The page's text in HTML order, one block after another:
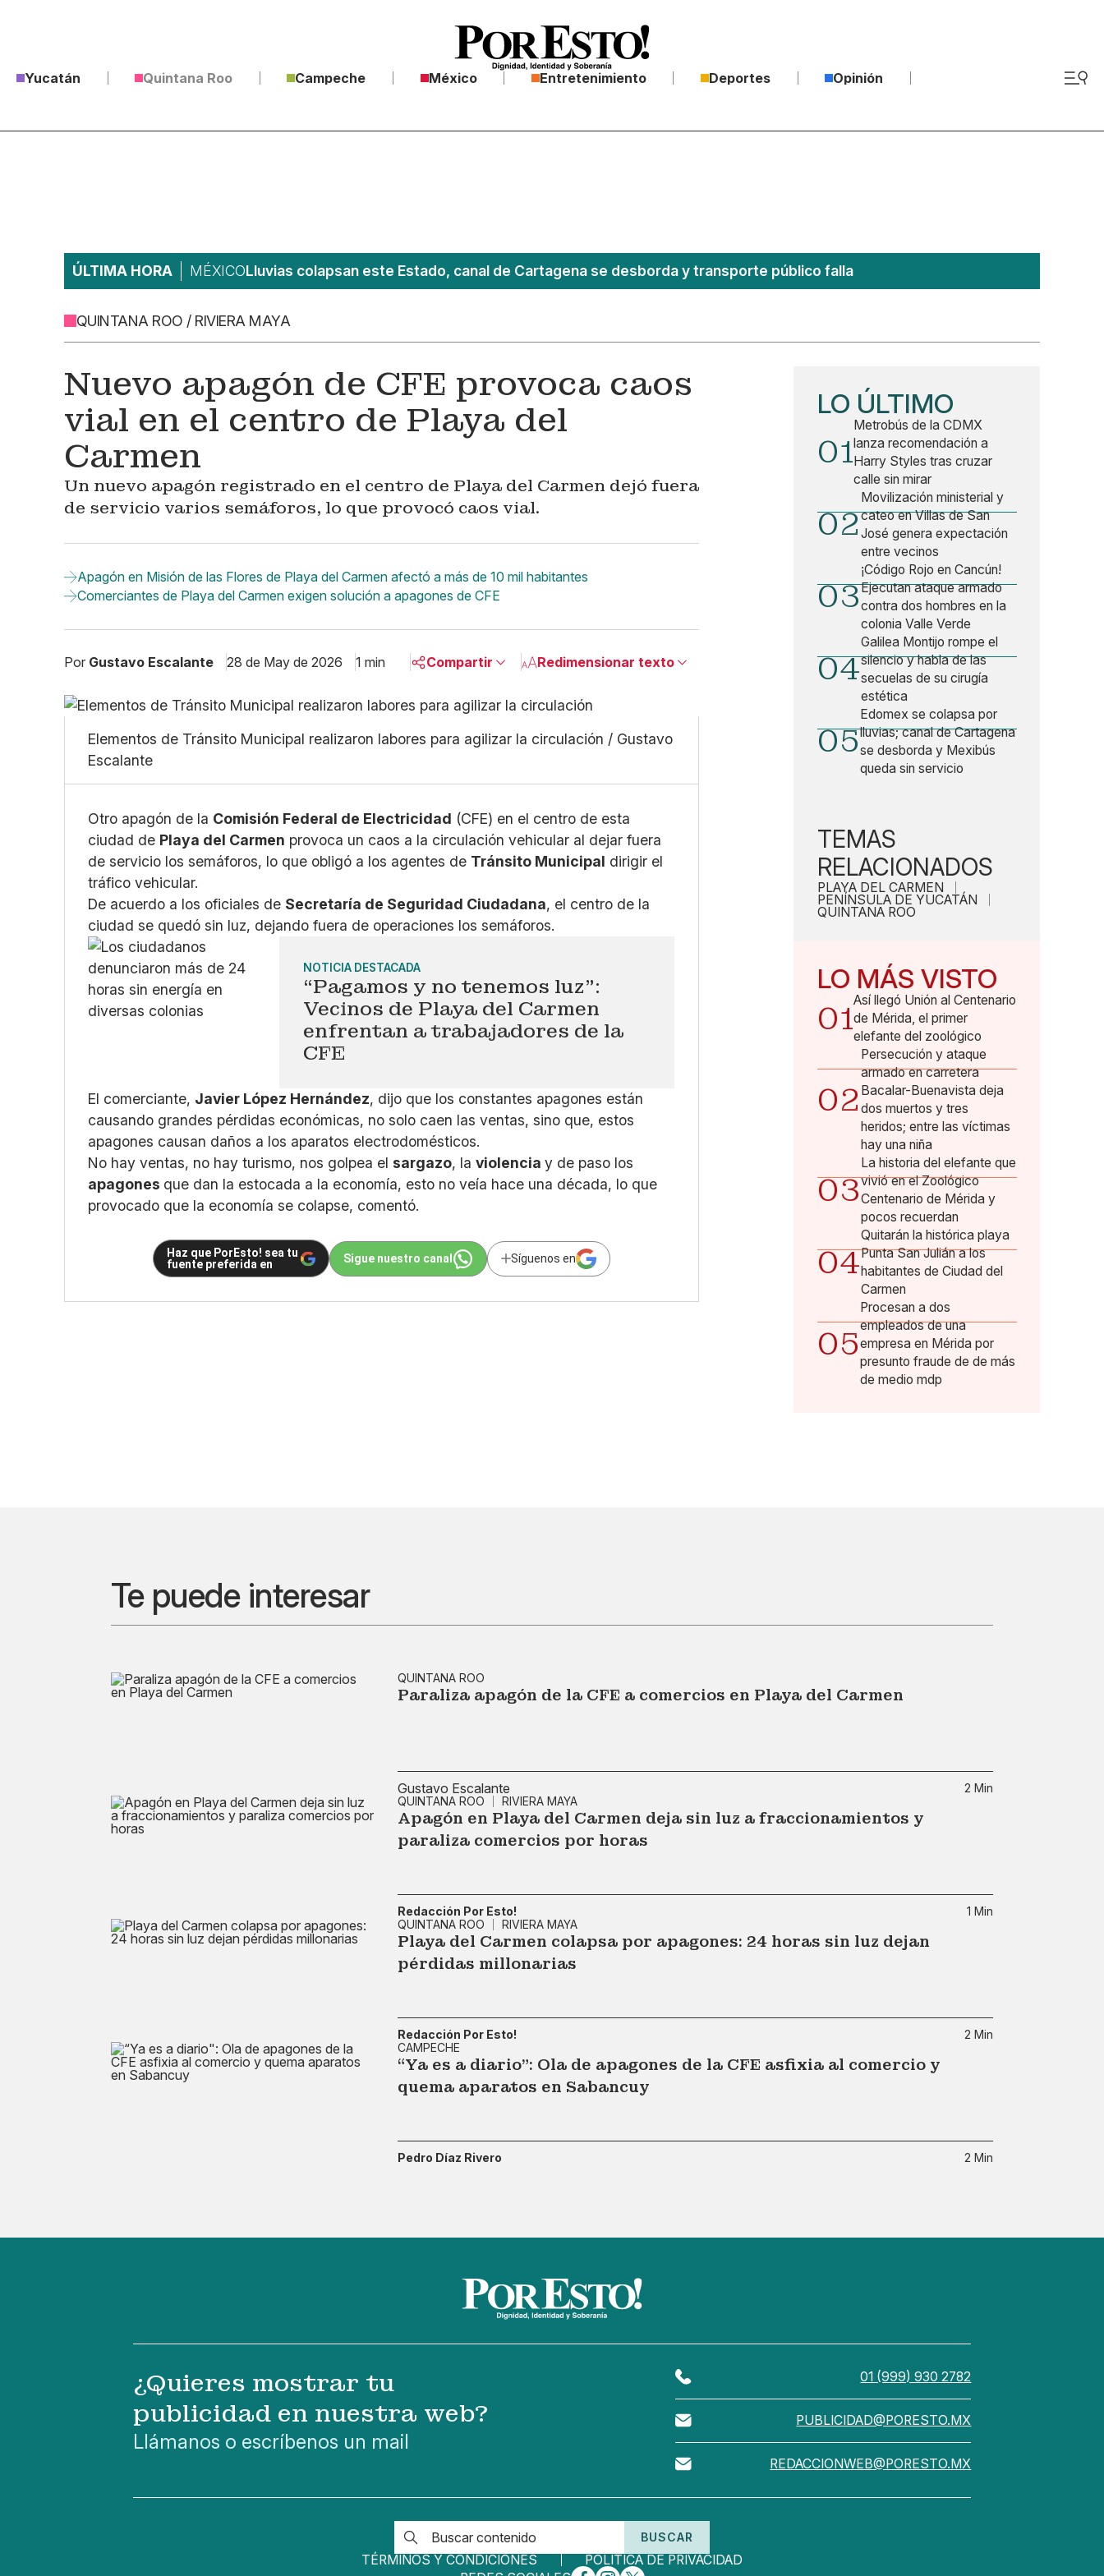
Yucatán Quintana Roo Campeche México Entretenimiento Deportes Opinión
ÚLTIMA HORA MÉXICOLluvias colapsan este Estado, canal de Cartagena se desborda y transporte público falla
QUINTANA ROO / RIVIERA MAYA
Nuevo apagón de CFE provoca caos
vial en el centro de Playa del
Carmen
Un nuevo apagón registrado en el centro de Playa del Carmen dejó fuera
de servicio varios semáforos, lo que provocó caos vial.
Apagón en Misión de las Flores de Playa del Carmen afectó a más de 10 mil habitantes
Comerciantes de Playa del Carmen exigen solución a apagones de CFE
Por Gustavo Escalante 28 de May de 2026 1 min Compartir
Linkedin
Facebook
Copiar enlace
Redimensionar texto
Pequeño
Grande
Elementos de Tránsito Municipal realizaron labores para agilizar la circulación / Gustavo
Escalante
Otro apagón de la Comisión Federal de Electricidad (CFE) en el centro de esta
ciudad de Playa del Carmen provoca un caos a la circulación vehicular al dejar fuera
de servicio los semáforos, lo que obligó a los agentes de Tránsito Municipal dirigir el
tráfico vehicular.
De acuerdo a los oficiales de Secretaría de Seguridad Ciudadana, el centro de la
ciudad se quedó sin luz, dejando fuera de operaciones los semáforos.
NOTICIA DESTACADA
“Pagamos y no tenemos luz”:
Vecinos de Playa del Carmen
enfrentan a trabajadores de la
CFE
El comerciante, Javier López Hernández, dijo que los constantes apagones están
causando grandes pérdidas económicas, no solo caen las ventas, sino que, estos
apagones causan daños a los aparatos electrodomésticos.
No hay ventas, no hay turismo, nos golpea el sargazo, laviolenciay de paso los
apagones que dan la estocada a la economía, esto no veía hace una década, lo que
provocado que la economía se colapse, comentó.
Haz que PorEsto! sea tu
fuente preferida en
Sigue nuestro canal Síguenos en
LO ÚLTIMO
01
Metrobús de la CDMX
lanza recomendación a
Harry Styles tras cruzar
calle sin mirar
02
Movilización ministerial y
cateo en Villas de San
José genera expectación
entre vecinos
03
¡Código Rojo en Cancún!
Ejecutan ataque armado
contra dos hombres en la
colonia Valle Verde
04
Galilea Montijo rompe el
silencio y habla de las
secuelas de su cirugía
estética
05
Edomex se colapsa por
lluvias; canal de Cartagena
se desborda y Mexibús
queda sin servicio
TEMAS
RELACIONADOS
PLAYA DEL CARMEN
PENÍNSULA DE YUCATÁN
QUINTANA ROO
LO MÁS VISTO
01Así llegó Unión al Centenario
de Mérida, el primer
elefante del zoológico
02
Persecución y ataque
armado en carretera
Bacalar-Buenavista deja
dos muertos y tres
heridos; entre las víctimas
hay una niña
03
La historia del elefante que
vivió en el Zoológico
Centenario de Mérida y
pocos recuerdan
04
Quitarán la histórica playa
Punta San Julián a los
habitantes de Ciudad del
Carmen
05
Procesan a dos
empleados de una
empresa en Mérida por
presunto fraude de de más
de medio mdp
Te puede interesar
QUINTANA ROO
Paraliza apagón de la CFE a comercios en Playa del Carmen
Gustavo Escalante
2 Min
QUINTANA ROO
RIVIERA MAYA
Apagón en Playa del Carmen deja sin luz a fraccionamientos y
paraliza comercios por horas
Redacción Por Esto!
1 Min
QUINTANA ROO
RIVIERA MAYA
Playa del Carmen colapsa por apagones: 24 horas sin luz dejan
pérdidas millonarias
Redacción Por Esto!
2 Min
CAMPECHE
“Ya es a diario": Ola de apagones de la CFE asfixia al comercio y
quema aparatos en Sabancuy
Pedro Díaz Rivero 2 Min
¿Quieres mostrar tu
publicidad en nuestra web?
Llámanos o escríbenos un mail
01 (999) 930 2782
PUBLICIDAD@PORESTO.MX
REDACCIONWEB@PORESTO.MX
BUSCAR
TÉRMINOS Y CONDICIONES
POLÍTICA DE PRIVACIDAD